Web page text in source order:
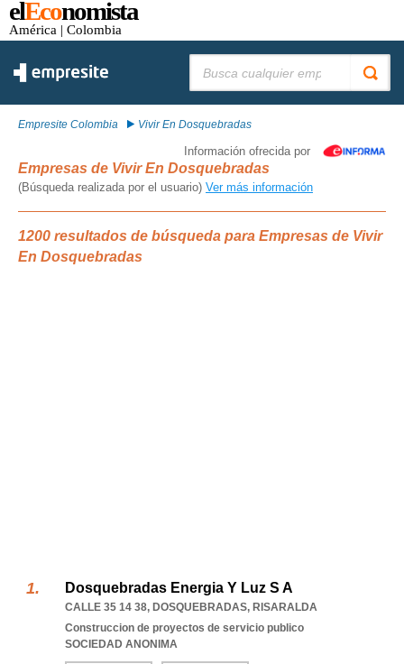
elEconomista
América | Colombia
Empresite Colombia Vivir En Dosquebradas
Información ofrecida por
Empresas de Vivir En Dosquebradas
(Búsqueda realizada por el usuario) Ver más información
1200 resultados de búsqueda para Empresas de Vivir
En Dosquebradas
Dosquebradas Energia Y Luz S A
CALLE 35 14 38, DOSQUEBRADAS, RISARALDA
Construccion de proyectos de servicio publico
SOCIEDAD ANONIMA